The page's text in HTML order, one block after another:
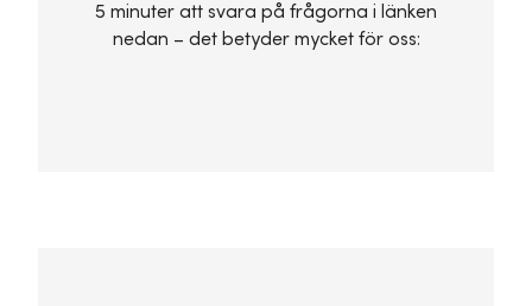
5 minuter att svara på frågorna i länken
nedan – det betyder mycket för oss: